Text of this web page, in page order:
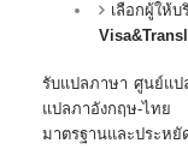
เลือกผู้ใ
รับแปลภาษา ศูนย์แป
แปลภาอังกฤษ-ไท
มาตรฐานและประห